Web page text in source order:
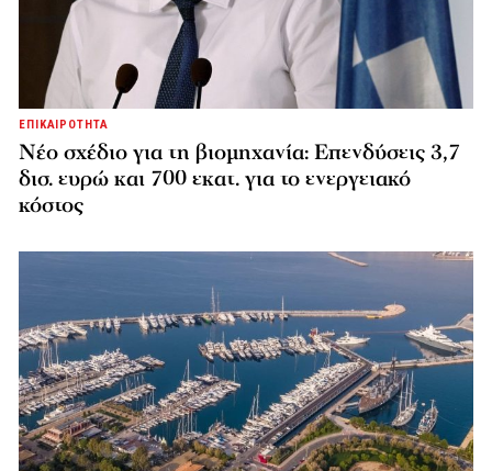
ΕΠΙΚΑΙΡΟΤΗΤΑ
Νέο σχέδιο για τη βιομηχανία: Επενδύσεις 3,7
δισ. ευρώ και 700 εκατ. για το ενεργειακό
κόστος